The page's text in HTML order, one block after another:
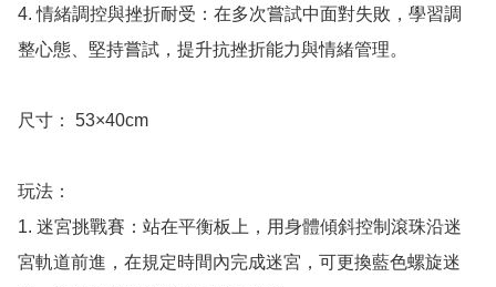
4. 情緒調控與挫折耐受：在多次嘗試中面對失敗，學習調
整心態、堅持嘗試，提升抗挫折能力與情緒管理。
尺寸： 53×40cm
玩法：
1. 迷宮挑戰賽：站在平衡板上，用身體傾斜控制滾珠沿迷
宮軌道前進，在規定時間內完成迷宮，可更換藍色螺旋迷